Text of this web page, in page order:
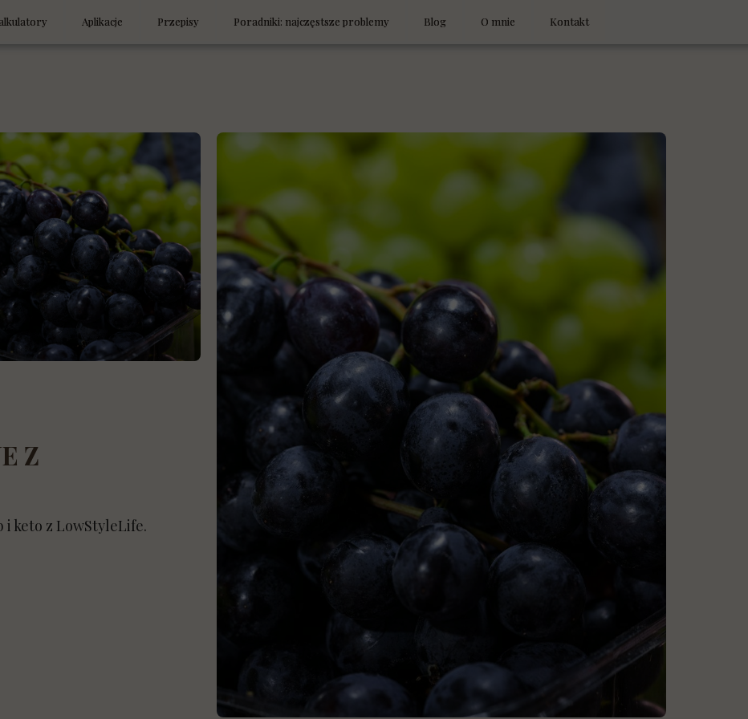
co masz w lodówce
to jest low carb/keto?
TDEE
posiłków
glikemiczny
ładunku glikemicznego i IG
przypraw
Aplikacje
Technika cukiernicza bez cukru
Spadek energii — co zjeść
Zamienniki w diecie low carb i keto
Kortyzol — wróg czy obrońca organizmu
Dlaczego nie chudnę mimo diety
Laboratorium Chleba — LowStyleLife
Najczęstsze błędy w diecie low carb
Przepisy
Obiady, kolacje i przekąski
Szybkie desery na małe tęsknoty
Ciasta bez cukru
Ciasta jak słodycze
Tradycyjna kuchnia według low carb
Sosy na różne okazje — do mięsa, ryb, sałatek i dań low carb
Poradniki: najczęstsze problemy Blog O mnie Kontakt
Z
i keto z LowStyleLife.